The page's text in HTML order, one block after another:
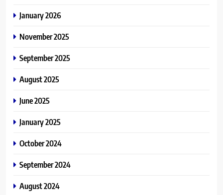
January 2026
November 2025
September 2025
August 2025
June 2025
January 2025
October 2024
September 2024
August 2024